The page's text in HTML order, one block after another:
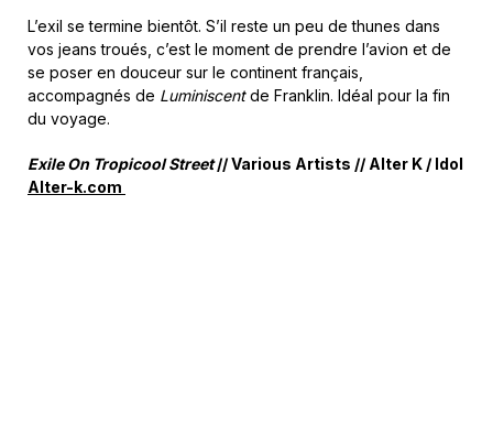
L’exil se termine bientôt. S’il reste un peu de thunes dans
vos jeans troués, c’est le moment de prendre l’avion et de
se poser en douceur sur le continent français,
accompagnés de Luminiscentde Franklin. Idéal pour la fin
du voyage.
Exile On Tropicool Street// Various Artists // Alter K / Idol
Alter-k.com